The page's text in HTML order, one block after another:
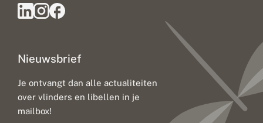
Nieuwsbrief
Je ontvangt dan alle actualiteiten
over vlinders en libellen in je
mailbox!